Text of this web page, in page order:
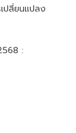
ปลี่ยนแปลง
: